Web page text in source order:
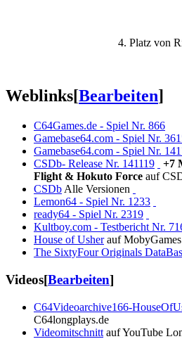
4. Platz von
Weblinks[Bearbeiten]
C64Games.de - Spiel Nr. 866
Gamebase64.com - Spiel Nr.
Gamebase64.com - Spiel Nr.
CSDb- Release Nr. 141119
+7
Flight & Hokuto Force auf
CSDb Alle Versionen
Lemon64 - Spiel Nr. 1233
ready64 - Spiel Nr. 2319
Kultboy.com - Testbericht Nr.
House of Usherauf
The SixtyFour Originals
Videos[Bearbeiten]
C64Videoarchive166-
C64longplays.de
Videomitschnitt auf YouTube